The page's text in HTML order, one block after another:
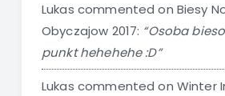
Lukas commented on Biesy
Obyczajow 2017: “Osoba
punkt hehehehe :D”
Lukas commented on Winter